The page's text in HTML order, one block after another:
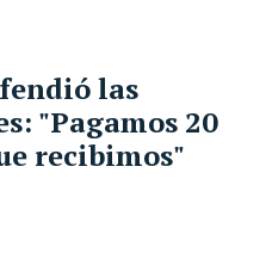
las
"Pagamos 20
recibimos"